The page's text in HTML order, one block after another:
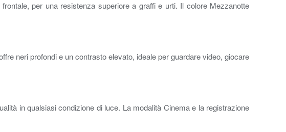
per una resistenza superiore a graffi e urti. Il colore Mezzanotte
neri profondi e un contrasto elevato, ideale per guardare video, giocare
in qualsiasi condizione di luce. La modalità Cinema e la registrazione